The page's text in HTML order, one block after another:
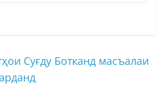
Суғду Ботканд масъалаи